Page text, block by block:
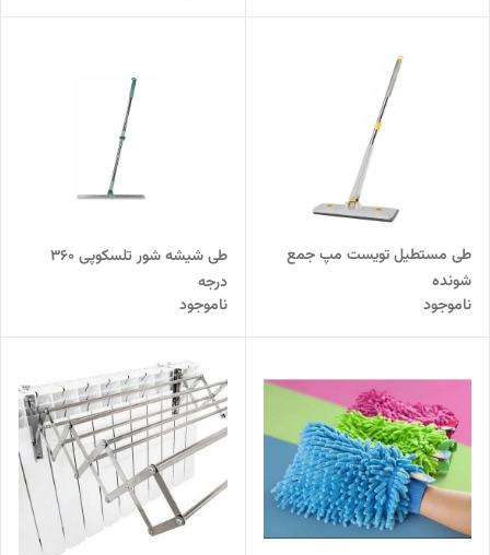
طی مستطیل تویست مپ جمع
شونده
ناموجود
طی شیشه شور تلسکوپی 360
درجه
ناموجود